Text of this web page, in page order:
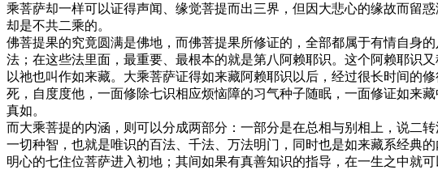
乘菩萨却一样可以证得声闻、缘觉菩提而出三界，但因大悲心的缘故而留
却是不共二乘的。
佛菩提果的究竟圆满是佛地，而佛菩提果所修证的，全部都属于有情自身
法；在这些法里面，最重要、最根本的就是第八阿赖耶识。这个阿赖耶识
以祂也叫作如来藏。大乘菩萨证得如来藏阿赖耶识以后，经过很长时间的
死，自度度他，一面修除七识相应烦恼障的习气种子随眠，一面修证如来
真如。
而大乘菩提的内涵，则可以分成两部分：一部分是在总相与别相上，说二
一切种智，也就是唯识的百法、千法、万法明门，同时也是如来藏系经典
明心的七住位菩萨进入初地；其间如果有真善知识的指导，在一生之中就